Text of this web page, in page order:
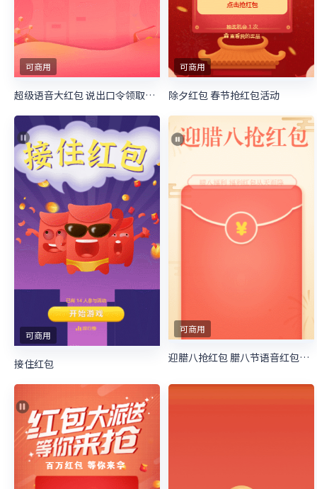
可商用
超级语音大红包 说出口令领取专属红包
可商用
除夕红包 春节抢红包活动
可商用
接住红包
可商用
迎腊八抢红包 腊八节语音红包红包